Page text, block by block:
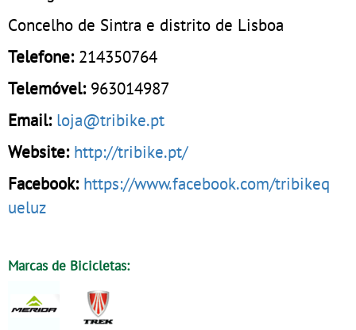
Concelho de Sintra e distrito de Lisboa
Telefone: 214350764
Telemóvel: 963014987
Email: loja@tribike.pt
Website: http://tribike.pt/
Facebook: https://www.facebook.com/tribikeq
ueluz
Marcas de Bicicletas: